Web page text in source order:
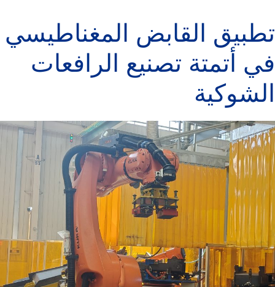
تطبيق القابض المغناطيسي
في أتمتة تصنيع الرافعات
الشوكية
تطبيق القابض المغناطيسي في أتمتة